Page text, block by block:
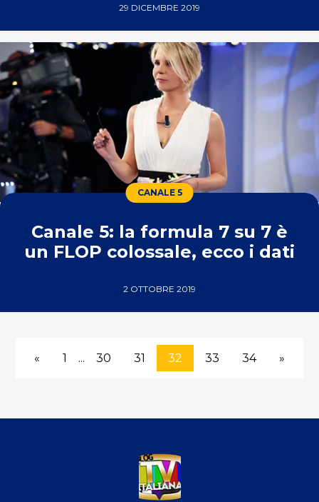
29 DICEMBRE 2019
CANALE 5
Canale 5: la formula 7 su 7 è
un FLOP colossale, ecco i dati
2 OTTOBRE 2019
« 1 ... 30 31 32 33 34 »